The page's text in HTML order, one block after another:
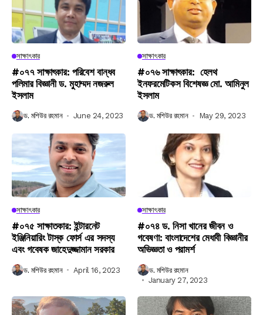
সাক্ষাৎকার
#০৭৭ সাক্ষাৎকার: পরিবেশ বান্ধব
পলিমার বিজ্ঞানী ড. মুহাম্মদ নজরুল
ইসলাম
ড. মশিউর রহমান June 24, 2023
সাক্ষাৎকার
#০৭৬ সাক্ষাৎকার: হেলথ
ইনফরমেটিকস বিশেষজ্ঞ মো. আমিনুল
ইসলাম
ড. মশিউর রহমান May 29, 2023
সাক্ষাৎকার
#০৭৫ সাক্ষাতকার: ইন্টারনেট
ইঞ্জিনিয়ারিং টাস্ক ফোর্স এর সদস্য
এবং গবেষক জাহেদুজ্জামান সরকার
ড. মশিউর রহমান April 16, 2023
সাক্ষাৎকার
#০৭৪ ড. নিসা খানের জীবন ও
গবেষণা: বাংলাদেশের মেধাবী বিজ্ঞানীর
অভিজ্ঞতা ও পরামর্শ
ড. মশিউর রহমান
January 27, 2023